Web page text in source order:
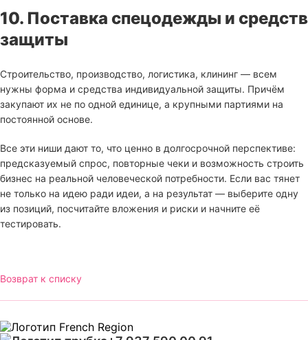
10. Поставка спецодежды и средств
защиты
Строительство, производство, логистика, клининг — всем
нужны форма и средства индивидуальной защиты. Причём
закупают их не по одной единице, а крупными партиями на
постоянной основе.
Все эти ниши дают то, что ценно в долгосрочной перспективе:
предсказуемый спрос, повторные чеки и возможность строить
бизнес на реальной человеческой потребности. Если вас тянет
не только на идею ради идеи, а на результат — выберите одну
из позиций, посчитайте вложения и риски и начните её
тестировать.
Возврат к списку